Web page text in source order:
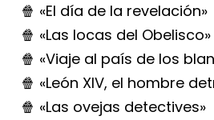
🍿 «El día de la revelación»
🍿 «Las locas del Obelisco»
🍿 «Viaje al país de los
🍿 «León XIV, el hombre
🍿 «Las ovejas detectives»